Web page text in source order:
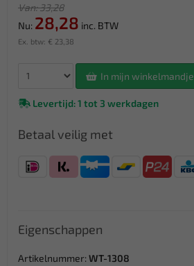
Van: 33,28
Nu: 28,28 inc. BTW
Ex. btw: € 23,38
In mijn winkelmandje
Levertijd: 1 tot 3 werkdagen
Betaal veilig met
Eigenschappen
Artikelnummer: WT-1308